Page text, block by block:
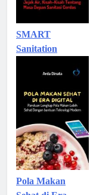
SMART
Sanitation
Pola Makan